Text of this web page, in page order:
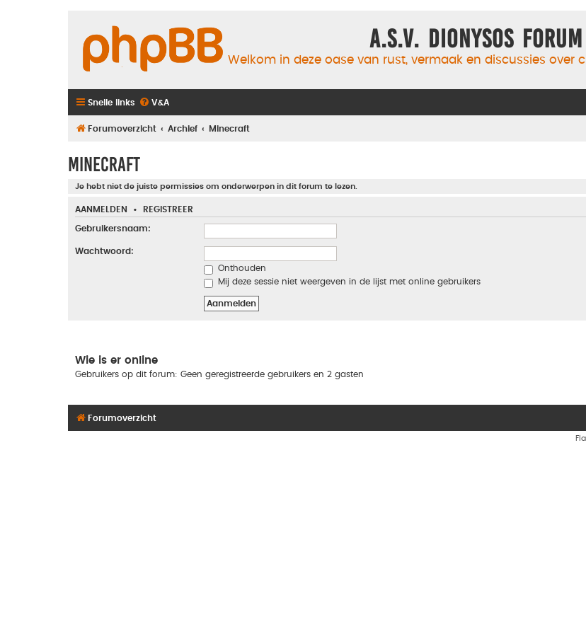
A.S.V. Dionysos Forum
Welkom in deze oase van rust, vermaak en discussies over
Snelle links V&A
Forumoverzicht Archief Minecraft
Minecraft
Je hebt niet de juiste permissies om onderwerpen in dit forum te lezen.
AANMELDEN • REGISTREER
Gebruikersnaam:
Wachtwoord:
Onthouden
Mij deze sessie niet weergeven in de lijst met online gebruikers
Wie is er online
Gebruikers op dit forum: Geen geregistreerde gebruikers en 2 gasten
Forumoverzicht